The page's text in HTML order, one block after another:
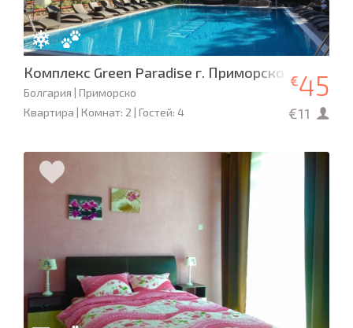
Комплекс Green Paradise г. Приморско
Болгария | Приморско
Квартира | Комнат: 2 | Гостей: 4
€45
€11